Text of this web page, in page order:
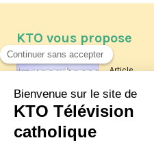
KTO vous propose
Article
Les